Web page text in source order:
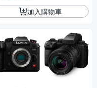
加入購物車